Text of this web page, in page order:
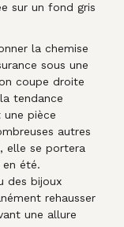
sur un fond gris
la chemise
sous une
coupe droite
tendance
une pièce
autres
elle se portera
été.
des bijoux
rehausser
une allure